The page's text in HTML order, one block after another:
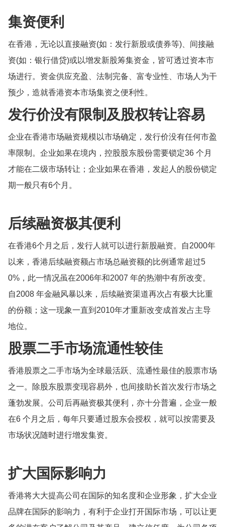
集资便利
在香港，无论以直接融资(如：发行新股或债券等)、间接融
资(如：银行借贷)或以增发新股筹集资金，皆可透过资本市
场进行。资金供应充盈、法制完备、富专业性、市场人为干
预少，造就香港资本市场集资之便利性。
发行价没有限制及股权转让容易
企业在香港市场融资规模以市场确定，发行价没有任何市盈
率限制。企业如果在境内，控股股东股份需要锁定36 个月
才能在二级市场转让；企业如果在香港，发起人的股份锁定
期一般只有6个月。
后续融资极其便利
在香港6个月之后，发行人就可以进行新股融资。自2000年
以来，香港后续融资额占市场总融资额的比例通常超过5
0%，此一情况虽在2006年和2007 年的热潮中有所改变。
自2008 年金融风暴以来，后续融资渠道再次占有极大比重
的份额；这一现象一直到2010年才重新改变成首发占主导
地位。
股票二手市场流通性较佳
香港股票之二手市场为全球最活跃、流通性最佳的股票市场
之一。除股东股票变现容易外，也间接助长首次发行市场之
蓬勃发展。公司后再融资极其便利，亦十分普遍，企业一般
在6 个月之后，每年只要通过股东会授权，就可以按需要及
市场状况随时进行增发集资。
扩大国际影响力
香港将大大提高公司在国际的知名度和企业形象，扩大企业
品牌在国际的影响力，有利于企业打开国际市场，可以让更